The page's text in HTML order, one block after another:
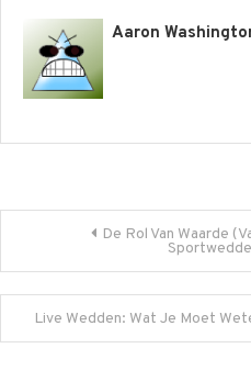
Aaron
navigation
De Rol Van Waarde
Live Wedden: Wat Je Moet